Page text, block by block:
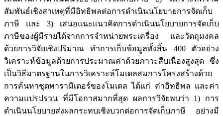
สัมพันธ์เชิงสาเหตุที่มีอิทธิพลต่อการดำเนินนโยบายการจัดเก็บ
ภาษี และ 3) เสนอแนะแนวคิดการดำเนินนโยบายการจัดเก็บ
ภาษีของผู้มีรายได้จากการจำหน่ายพระเครื่อง และวัตถุมงคล
ด้วยการวิจัยเชิงปริมาณ ทำการเก็บข้อมูลทั้งสิ้น 400 ตัวอย่าง
วิเคราะห์ข้อมูลด้วยการประมาณค่าด้วยภาวะสืบเนื่องสูงสุด ซึ่ง
เป็นวิธีมาตรฐานในการวิเคราะห์โมเดลสมการโครงสร้างด้วย
การค้นหาชุดพารามิเตอร์ของโมเดล ได้แก่ ค่าอิทธิพล และค่า
ความแปรปรวน ที่มีโอกาสมากที่สุด ผลการวิจัยพบว่า 1) การ
ดำเนินนโยบายส่งผลกระทบเชิงบวกต่อการจัดเก็บภาษี อย่างมี